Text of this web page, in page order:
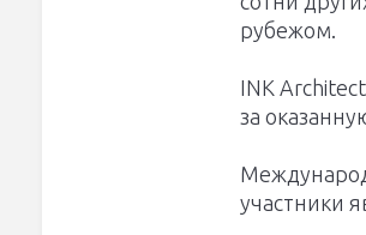
рубежом.
INK
за
участники